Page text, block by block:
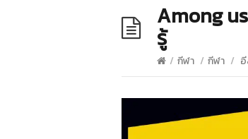
Among
รู้
/ กีฬา / กีฬา /